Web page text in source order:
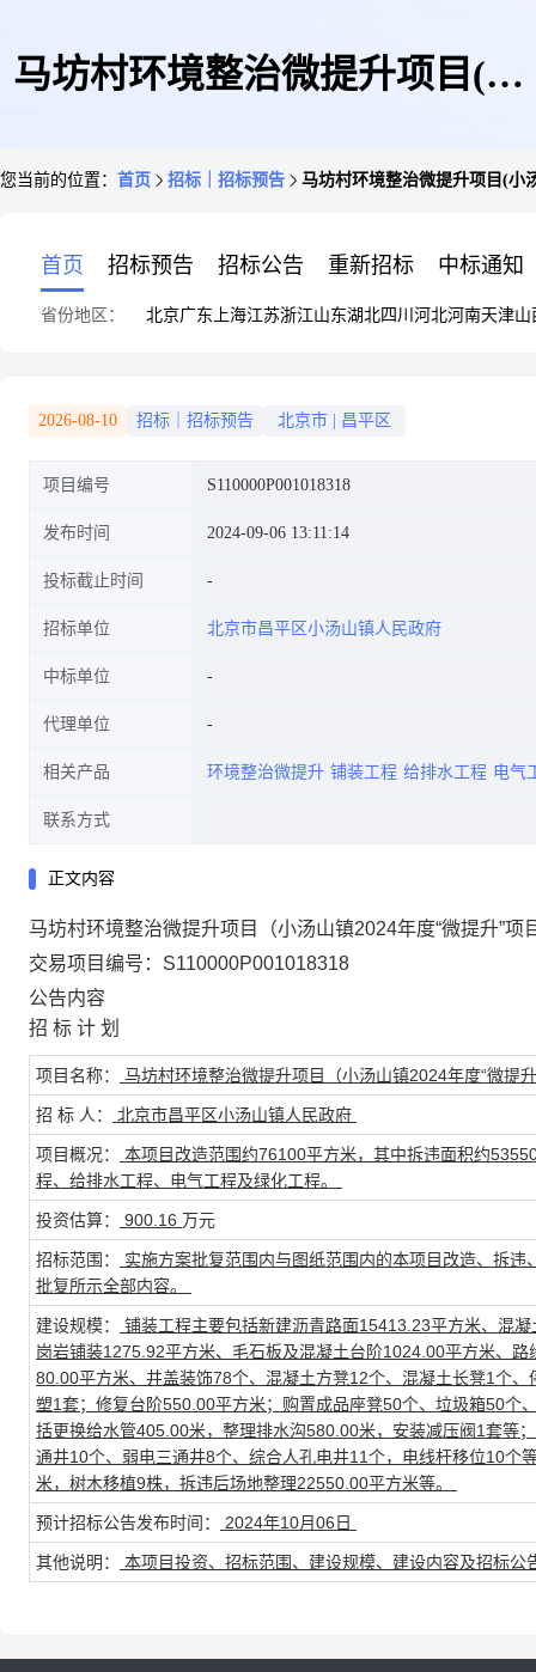
马坊村环境整治微提升项目(小
您当前的位置： 首页 招标｜招标预告 马坊村环境整治微提升项目(小
首页 招标预告 招标公告 重新招标 中标通知
省份地区： 北京广东 上海江苏浙江山东湖北四川 河北河南天津山
2026-08-10 招标｜招标预告 北京市 昌平区
项目编号 S110000P001018318
发布时间 2024-09-06 13:11:14
投标截止时间
招标单位 北京市昌平区小汤山镇人民政府
中标单位
代理单位
相关产品 环境整治微提升 铺装工程 给排水工程 电气
联系方式
正文内容
马坊村环境整治微提升项目（小汤山镇2024年度“微提升”项
交易项目编号：S110000P001018318
公告内容
招 标 计 划
项目名称： 马坊村环境整治微提升项目（小汤山镇2024年度“微提
招 标 人： 北京市昌平区小汤山镇人民政府
项目概况：
本项目改造范围约76100平方米，其中拆违面积约
程、给排水工程、电气工程及绿化工程。
投资估算： 900.16 万元
招标范围：
实施方案批复范围内与图纸范围内的本项目改造、拆
批复所示全部内容。
建设规模：
铺装工程主要包括新建沥青路面15413.23平方米、混
岗岩铺装1275.92平方米、毛石板及混凝土台阶1024.00平方米、
80.00平方米、井盖装饰78个、混凝土方凳12个、混凝土长凳1个
塑1套；修复台阶550.00平方米；购置成品座凳50个、垃圾箱50个
括更换给水管405.00米，整理排水沟580.00米，安装减压阀1套等
通井10个、弱电三通井8个、综合人孔电井11个，电线杆移位10
米，树木移植9株，拆违后场地整理22550.00平方米等。
预计招标公告发布时间： 2024年10月06日
其他说明： 本项目投资、招标范围、建设规模、建设内容及招标